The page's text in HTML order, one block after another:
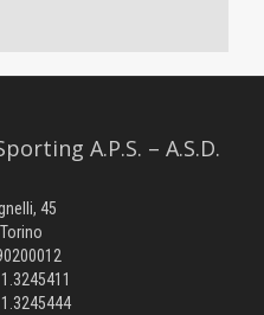
A.P.S. – A.S.D.
45